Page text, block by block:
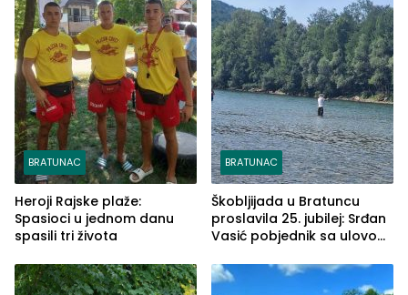
BRATUNAC
Heroji Rajske plaže:
Spasioci u jednom danu
spasili tri života
BRATUNAC
Škobljijada u Bratuncu
proslavila 25. jubilej: Srđan
Vasić pobjednik sa ulovom